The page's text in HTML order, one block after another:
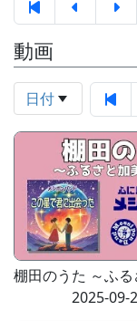
動画
日付
棚田のうた ～ふ
2025-09-